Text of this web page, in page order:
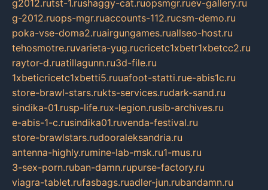
g2012.rutst-1.rushaggy-cat.ruopsmgr.ruev-gallery.ru
g-2012.ruops-mgr.ruaccounts-112.rucsm-demo.ru
poka-vse-doma2.ruairgungames.ruallseo-host.ru
tehosmotre.ruvarieta-yug.rucricetc1xbetr1xbetcc2.ru
raytor-d.ruatillagunn.ru3d-file.ru
1xbeticricetc1xbetti5.ruuafoot-statti.rue-abis1c.ru
store-brawl-stars.rukts-services.rudark-sand.ru
sindika-01.rusp-life.rux-legion.rusib-archives.ru
e-abis-1-c.rusindika01.ruvenda-festival.ru
store-brawlstars.rudooraleksandria.ru
antenna-highly.rumine-lab-msk.ru1-mus.ru
3-sex-porn.ruban-damn.rupurse-factory.ru
viagra-tablet.rufasbags.ruadler-jun.rubandamn.ru